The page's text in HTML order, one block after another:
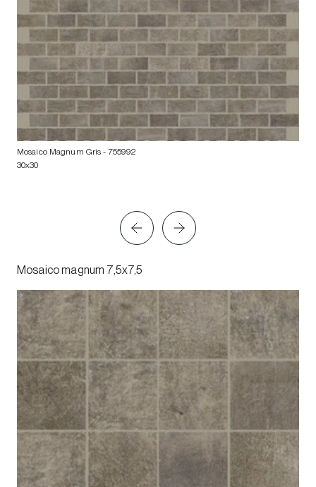
Mosaico Magnum Gris - 755992
30x30
Mosaico magnum 7,5x7,5